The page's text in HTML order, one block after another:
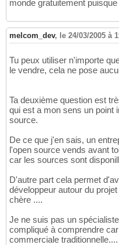
monde gratuitement
melcom_dev, le 24/03/2005 à
Tu peux utiliser n'importe
le vendre, cela ne pose
Ta deuxième question est
qui est a mon sens un point
source.
De ce que j'en sais, un
l'open source vends avant
car les sources sont
D'autre part cela permet
développeur autour du
chère ....
Je ne suis pas un
compliqué à comprendre
commerciale traditionnelle....